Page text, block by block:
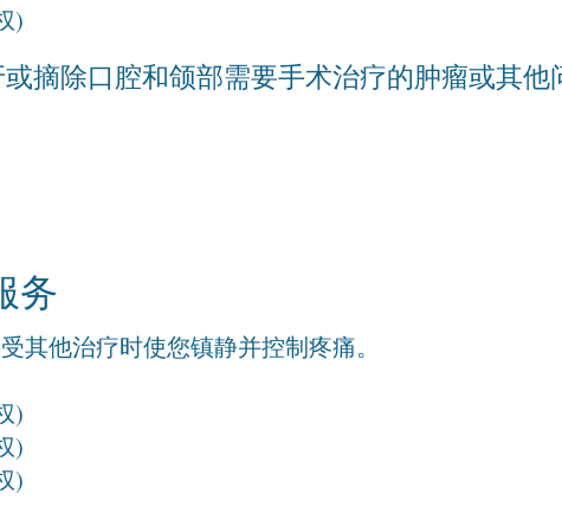
)
摘除口腔和颌部需要手术治疗的肿瘤或其他
务
其他治疗时使您镇静并控制疼痛。
)
)
)